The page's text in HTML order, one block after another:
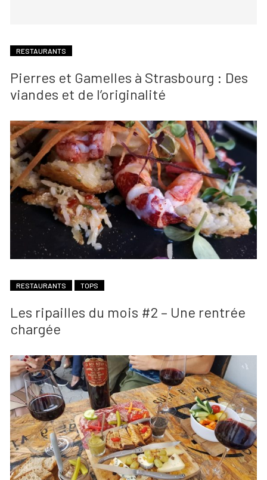
RESTAURANTS
Pierres et Gamelles à Strasbourg : Des
viandes et de l’originalité
RESTAURANTS TOPS
Les ripailles du mois #2 – Une rentrée
chargée